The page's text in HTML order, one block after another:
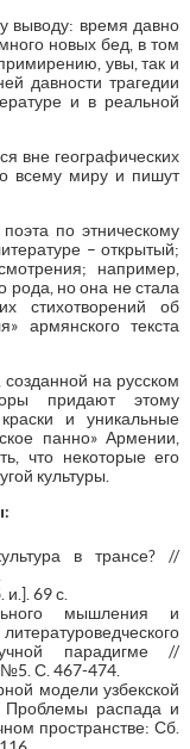
выводу: время давно
новых бед, в том
увы, так и
давности трагедии
и в реальной
вне географических
всему миру и пишут
по этническому
– открытый;
например,
рода, но она не стала
стихотворений об
армянского текста
на русском
придают этому
и уникальные
панно» Армении,
что некоторые его
культуры.
в трансе? //
69 с.
мышления и
парадигме //
№5. С. 467-474.
модели узбекской
Проблемы распада и
пространстве: Сб.